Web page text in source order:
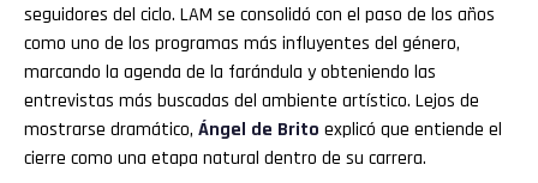
seguidores del ciclo. LAM se consolidó con el paso de los años
como uno de los programas más influyentes del género,
marcando la agenda de la farándula y obteniendo las
entrevistas más buscadas del ambiente artístico. Lejos de
mostrarse dramático, Ángel de Brito explicó que entiende el
cierre como una etapa natural dentro de su carrera.